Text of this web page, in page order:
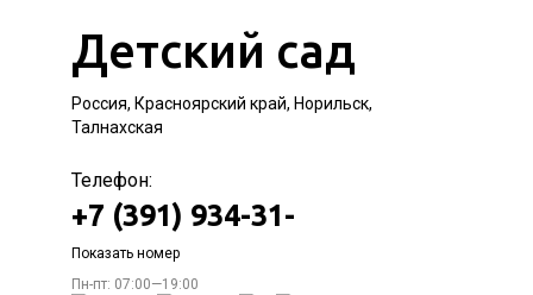
Детский сад
Россия, Красноярский край, Норильск,
Талнахская
Телефон:
+7 (391) 934-31-
Показать номер
Пн-пт: 07:00—19:00